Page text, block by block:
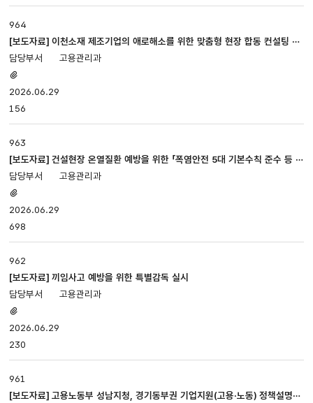
담당부서,
등록일,
나누어져
있습니다.
964
[보도자료] 이천소재 제조기업의 애로해소를 위한 맞춤형 현장 합동 컨설팅 개
최
고용관리과
있음
2026.06.29
156
963
[보도자료] 건설현장 온열질환 예방을 위한 「폭염안전 5대 기본수칙 준수 등 재
해예방 현장점검」 실시
고용관리과
있음
2026.06.29
698
962
[보도자료] 끼임사고 예방을 위한 특별감독 실시
고용관리과
있음
2026.06.29
230
961
[보도자료] 고용노동부 성남지청, 경기동부권 기업지원(고용·노동) 정책설명회